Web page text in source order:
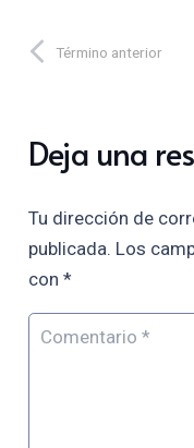
Término anterior
Deja una
Tu dirección de
publicada. Los
con *